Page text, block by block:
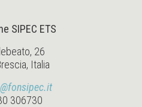
SIPEC ETS
26
Italia
306730